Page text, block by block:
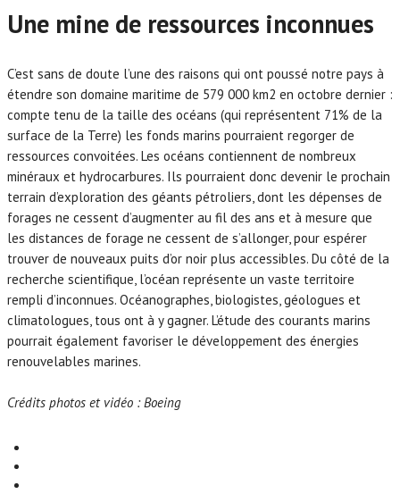
Une mine de ressources inconnues
C’est sans de doute l’une des raisons qui ont poussé notre pays à
étendre son domaine maritime de 579 000 km2 en octobre dernier :
compte tenu de la taille des océans (qui représentent 71% de la
surface de la Terre) les fonds marins pourraient regorger de
ressources convoitées. Les océans contiennent de nombreux
minéraux et hydrocarbures. Ils pourraient donc devenir le prochain
terrain d’exploration des géants pétroliers, dont les dépenses de
forages ne cessent d’augmenter au fil des ans et à mesure que
les distances de forage ne cessent de s’allonger, pour espérer
trouver de nouveaux puits d’or noir plus accessibles. Du côté de la
recherche scientifique, l’océan représente un vaste territoire
rempli d’inconnues. Océanographes, biologistes, géologues et
climatologues, tous ont à y gagner. L’étude des courants marins
pourrait également favoriser le développement des énergies
renouvelables marines.
Crédits photos et vidéo : Boeing